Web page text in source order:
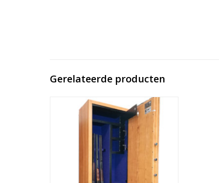
Gerelateerde producten
afmeting 150x60x35 cm, 3 binnenkluizen, 2
opbergenvakken, klasse S-2
TOEVOEGEN AAN WINKELWAGEN